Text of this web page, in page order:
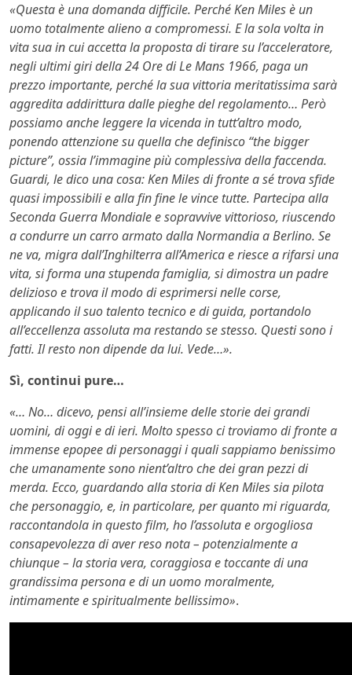
«Questa è una domanda difficile. Perché Ken Miles è un
uomo totalmente alieno a compromessi. E la sola volta in
vita sua in cui accetta la proposta di tirare su l’acceleratore,
negli ultimi giri della 24 Ore di Le Mans 1966, paga un
prezzo importante, perché la sua vittoria meritatissima sarà
aggredita addirittura dalle pieghe del regolamento… Però
possiamo anche leggere la vicenda in tutt’altro modo,
ponendo attenzione su quella che definisco “the bigger
picture”, ossia l’immagine più complessiva della faccenda.
Guardi, le dico una cosa: Ken Miles di fronte a sé trova sfide
quasi impossibili e alla fin fine le vince tutte. Partecipa alla
Seconda Guerra Mondiale e sopravvive vittorioso, riuscendo
a condurre un carro armato dalla Normandia a Berlino. Se
ne va, migra dall’Inghilterra all’America e riesce a rifarsi una
vita, si forma una stupenda famiglia, si dimostra un padre
delizioso e trova il modo di esprimersi nelle corse,
applicando il suo talento tecnico e di guida, portandolo
all’eccellenza assoluta ma restando se stesso. Questi sono i
fatti. Il resto non dipende da lui. Vede…».
Sì, continui pure…
«… No… dicevo, pensi all’insieme delle storie dei grandi
uomini, di oggi e di ieri. Molto spesso ci troviamo di fronte a
immense epopee di personaggi i quali sappiamo benissimo
che umanamente sono nient’altro che dei gran pezzi di
merda. Ecco, guardando alla storia di Ken Miles sia pilota
che personaggio, e, in particolare, per quanto mi riguarda,
raccontandola in questo film, ho l’assoluta e orgogliosa
consapevolezza di aver reso nota – potenzialmente a
chiunque – la storia vera, coraggiosa e toccante di una
grandissima persona e di un uomo moralmente,
intimamente e spiritualmente bellissimo».